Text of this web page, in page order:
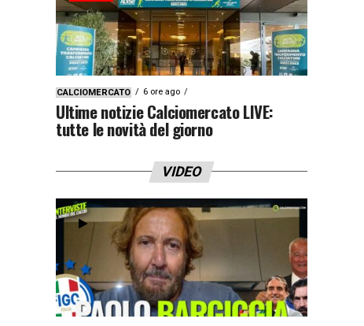
CALCIOMERCATO 6 ore ago
Ultime notizie Calciomercato LIVE:
tutte le novità del giorno
VIDEO